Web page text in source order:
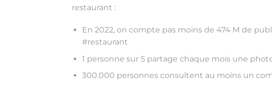
restaurant :
En 2022, on compte pas moins de 474 M de
#restaurant
1 personne sur 5 partage chaque mois une
300.000 personnes consultent au moins un